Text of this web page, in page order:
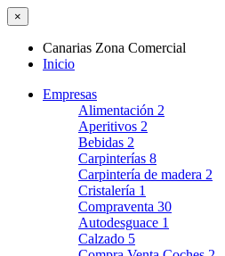
×
Canarias Zona Comercial
Inicio
Empresas
Alimentación 2
Aperitivos 2
Bebidas 2
Carpinterías 8
Carpintería de madera 2
Cristalería 1
Compraventa 30
Autodesguace 1
Calzado 5